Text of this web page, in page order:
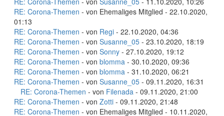
RE: Corona-Themen - von Ehemaliges Mitglied - 22.10.2020,
01:13
RE: Corona-Themen - von Regi - 22.10.2020, 04:36
RE: Corona-Themen - von Susanne_05 - 23.10.2020, 18:19
RE: Corona-Themen - von Sonny - 27.10.2020, 19:12
RE: Corona-Themen - von blomma - 30.10.2020, 09:36
RE: Corona-Themen - von blomma - 31.10.2020, 06:21
RE: Corona-Themen - von Susanne_05 - 09.11.2020, 16:31
RE: Corona-Themen - von Filenada - 09.11.2020, 21:00
RE: Corona-Themen - von Zotti - 09.11.2020, 21:48
RE: Corona-Themen - von Ehemaliges Mitglied - 10.11.2020,